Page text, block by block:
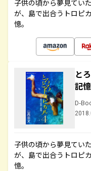
子供の頃から夢見てい
が、島で出合うトロピ
憶。
と
記
D-
子供の頃から夢見てい
が、島で出合うトロピ
憶。